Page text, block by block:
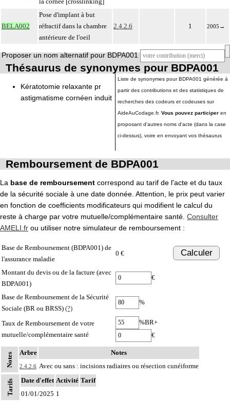
BELA002
Pose d'implant à but
réfractif dans la chambre
antérieure de l'oeil
2.4.2.6 1 2005 →
Proposer un nom alternatif pour BDPA001
Thésaurus de synonymes pour BDPA001
Kératotomie relaxante pr
astigmatisme cornéen induit
Liste de synonymes pour BDPA001 générée à
partir des contributions et des statistiques de
recherches des codeurs et codeuses sur
AideAuCodage.fr. Vous pouvez participer en
proposant d'autres noms d'acte (dans la case
ci-dessus), voire en envoyant vos thésaurus
Remboursement de BDPA001
La base de remboursement correspond au tarif de l'acte et du taux
de la sécurité sociale à une date donnée. Attention, le prix peut varier
en fonction de coefficients modificateurs qui modifient le calcul du
reste à charge par votre mutuelle/complémentaire santé. Consulter
AMELI.fr ou utiliser notre simulateur de remboursement :
Base de Remboursement (BDPA001) de
l'assurance maladie
0 € Calculer
Montant du devis ou de la facture (avec
BDPA001)
€
Base de Remboursement de la Sécurité
Sociale (BR ou BRSS) (?)
%
Taux de Remboursement de votre
mutuelle/complémentaire santé
%BR+
€
Notes Arbre Notes
2.4.2.6 Avec ou sans : incisions radiaires ou résection cunéiforme
Tarifs Date d'effet Activité Tarif
01/01/2025 1